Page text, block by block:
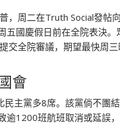
，周二在Truth Social發帖
五國慶假日前在全院表決
全院審議，期望最快周三
會
主黨多8席。該黨倘不團
逾1200班航班取消或延誤